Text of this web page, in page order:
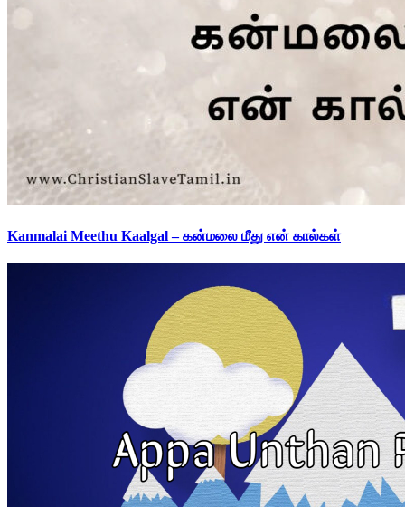
Kanmalai Meethu Kaalgal – கன்மலை மீது என் கால்கள்